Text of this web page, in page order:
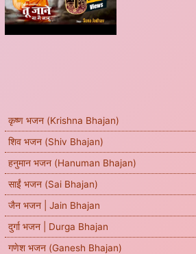
कृष्ण भजन (Krishna Bhajan)
शिव भजन (Shiv Bhajan)
हनुमान भजन (Hanuman Bhajan)
साईं भजन (Sai Bhajan)
जैन भजन | Jain Bhajan
दुर्गा भजन | Durga Bhajan
गणेश भजन (Ganesh Bhajan)